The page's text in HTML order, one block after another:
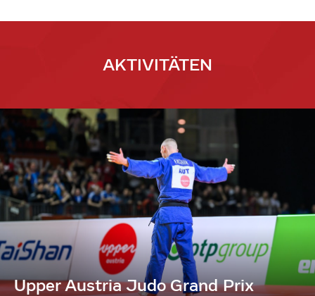
AKTIVITÄTEN
Upper Austria Judo Grand Prix